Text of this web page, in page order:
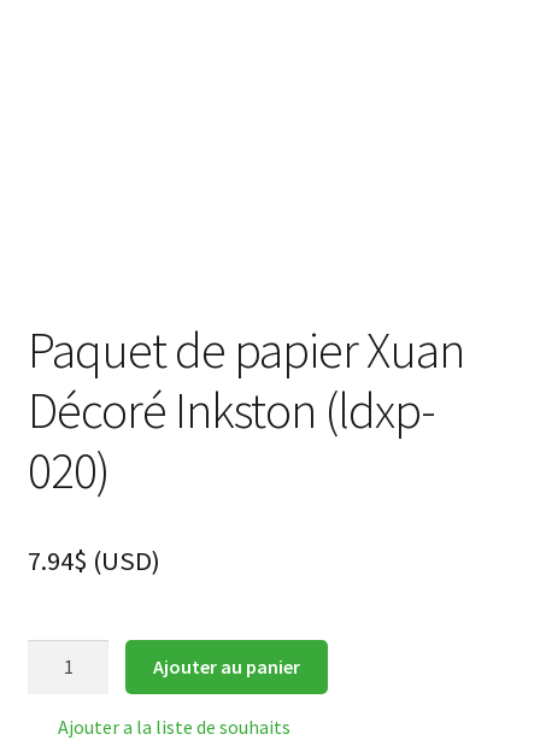
Paquet de papier Xuan
Décoré Inkston (ldxp-
020)
7.94$ (USD)
Ajouter au panier
Ajouter a la liste de souhaits